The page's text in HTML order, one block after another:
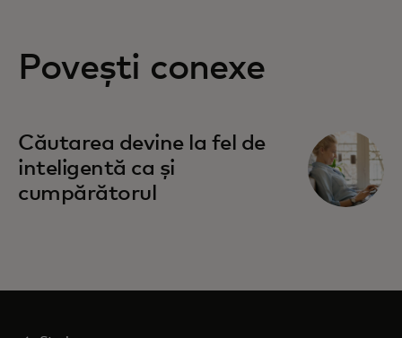
Povești conexe
Căutarea devine la fel de
inteligentă ca și
cumpărătorul